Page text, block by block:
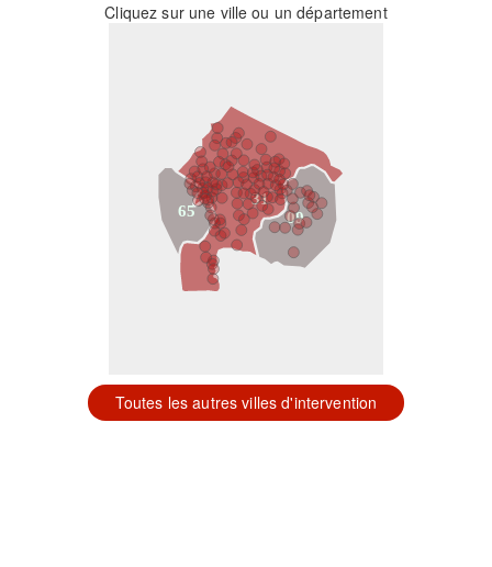
Cliquez sur une ville ou un département
31
09
65
Toutes les autres villes d'intervention